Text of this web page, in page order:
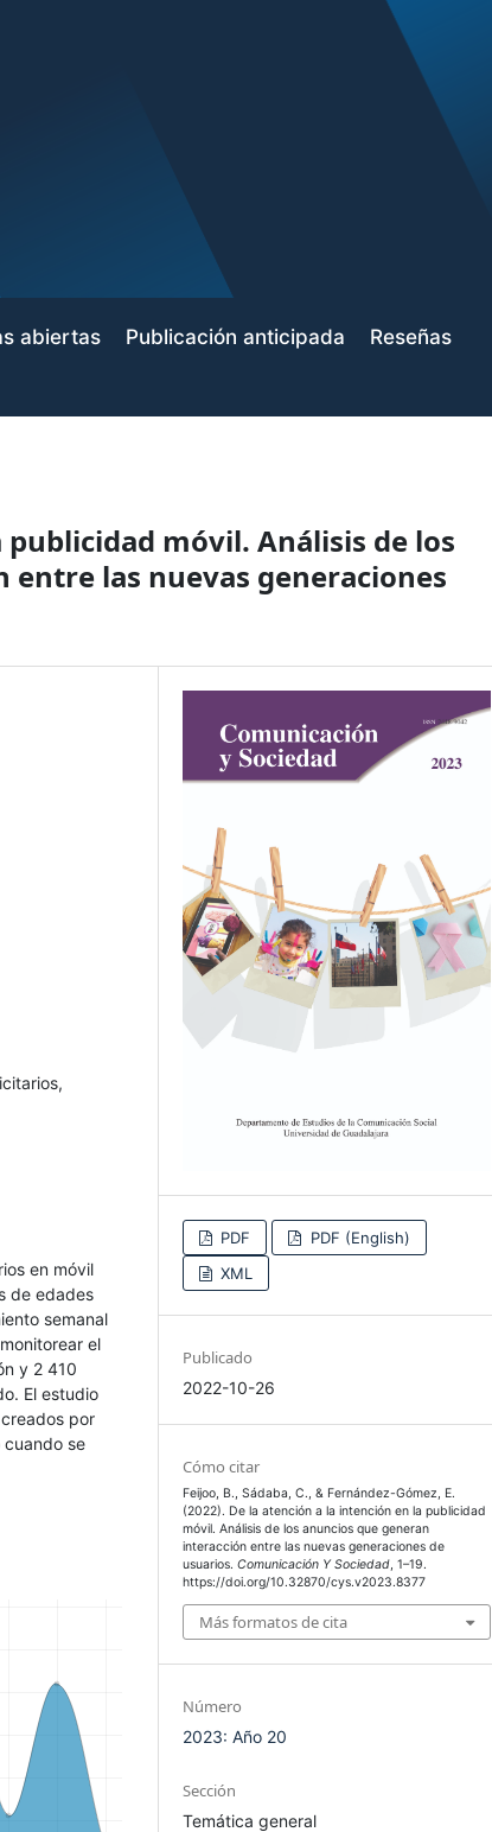
abiertas Publicación anticipada Reseñas
móvil. Análisis de los
las nuevas generaciones
en móvil
de edades
semanal
el
y 2 410
El estudio
por
se
PDF
PDF (English)
XML
Publicado
2022-10-26
Cómo citar
Feijoo, B., Sádaba, C., & Fernández-Gómez, E.
(2022). De la atención a la intención en la publicidad
móvil. Análisis de los anuncios que generan
interacción entre las nuevas generaciones de
usuarios.Comunicación Y Sociedad, 1–19.
https://doi.org/10.32870/cys.v2023.8377
Más formatos de cita
Número
2023: Año 20
Sección
Temática general